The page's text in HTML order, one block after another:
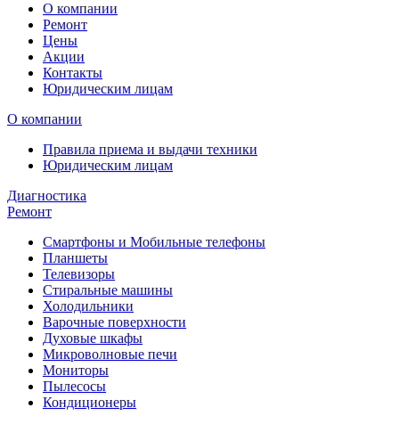
О компании
Ремонт
Цены
Акции
Контакты
Юридическим лицам
О компании
Правила приема и выдачи техники
Юридическим лицам
Диагностика
Ремонт
Смартфоны и Мобильные телефоны
Планшеты
Телевизоры
Стиральные машины
Холодильники
Варочные поверхности
Духовые шкафы
Микроволновые печи
Мониторы
Пылесосы
Кондиционеры